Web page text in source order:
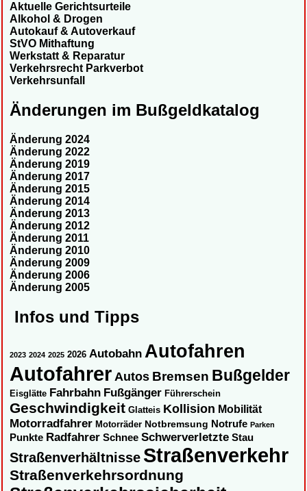
Aktuelle Gerichtsurteile
Alkohol & Drogen
Autokauf & Autoverkauf
StVO Mithaftung
Werkstatt & Reparatur
Verkehrsrecht Parkverbot
Verkehrsunfall
Änderungen im Bußgeldkatalog
Änderung 2024
Änderung 2022
Änderung 2019
Änderung 2017
Änderung 2015
Änderung 2014
Änderung 2013
Änderung 2012
Änderung 2011
Änderung 2010
Änderung 2009
Änderung 2006
Änderung 2005
Infos und Tipps
2023 2024 2025 2026 Autobahn Autofahren
Autofahrer Autos Bremsen Bußgelder
Eisglätte Fahrbahn Fußgänger Führerschein
Geschwindigkeit Glatteis Kollision Mobilität
Motorradfahrer Motorräder Notbremsung Notrufe Parken
Punkte Radfahrer Schnee Schwerverletzte Stau
Straßenverhältnisse Straßenverkehr
Straßenverkehrsordnung